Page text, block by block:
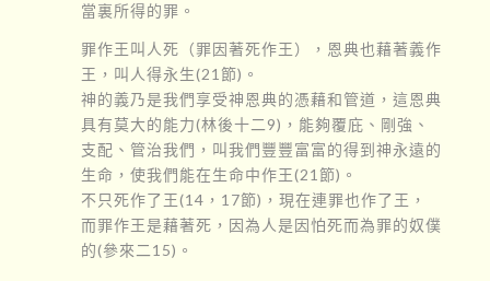
當裏所得的罪。
罪作王叫人死（罪因著死作王），恩典也藉著義作
王，叫人得永生(21節)。
神的義乃是我們享受神恩典的憑藉和管道，這恩典
具有莫大的能力(林後十二9)，能夠覆庇、剛強、
支配、管治我們，叫我們豐豐富富的得到神永遠的
生命，使我們能在生命中作王(21節)。
不只死作了王(14，17節)，現在連罪也作了王，
而罪作王是藉著死，因為人是因怕死而為罪的奴僕
的(參來二15)。